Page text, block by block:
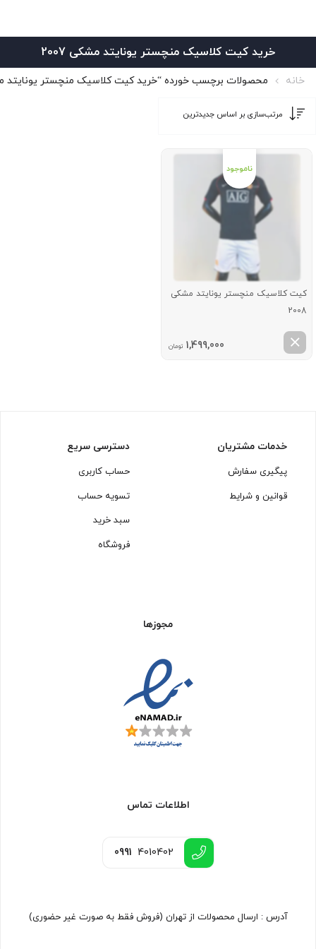
خرید کیت کلاسیک منچستر یونایتد مشکی 2007
خانه محصولات برچسب خورده “خرید کیت کلاسیک منچستر یونایتد
کیت کلاسیک منچستر یونایتد مشکی
2008
1,499,000 تومان
خدمات مشتریان
پیگیری سفارش
قوانین و شرایط
دسترسی سریع
حساب کاربری
تسویه حساب
سبد خرید
فروشگاه
مجوزها
اطلاعات تماس
0991 4010402
آدرس : ارسال محصولات از تهران (فروش فقط به صورت غیر حضوری)